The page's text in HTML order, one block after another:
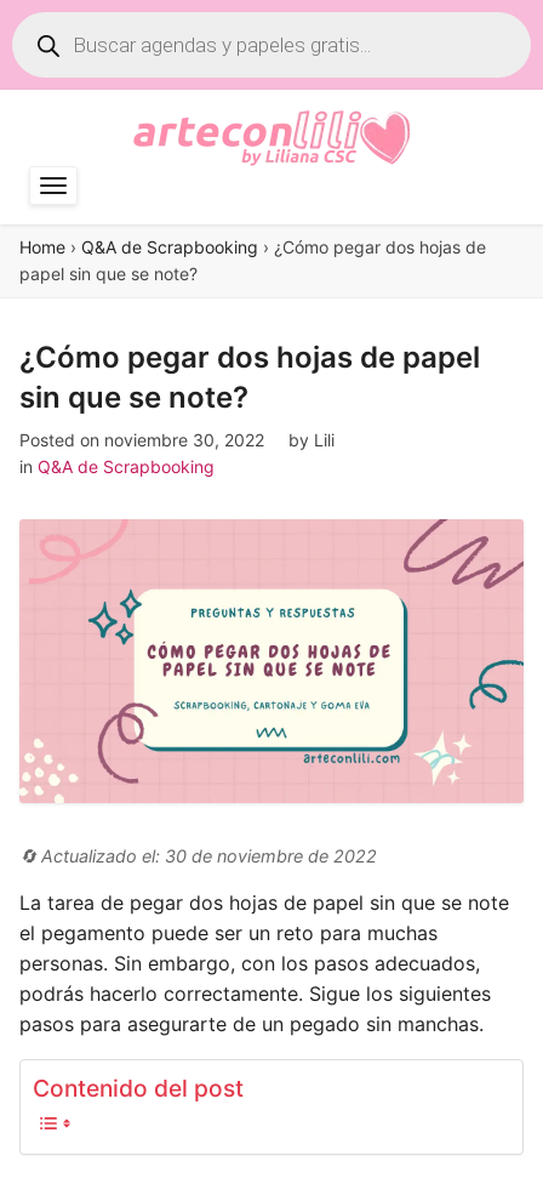
Búsqueda
de
productos
Home › Q&A de Scrapbooking › ¿Cómo pegar dos hojas de
papel sin que se note?
¿Cómo pegar dos hojas de papel
sin que se note?
Posted on noviembre 30, 2022 by Lili
in Q&A de Scrapbooking
🔄 Actualizado el: 30 de noviembre de 2022
La tarea de pegar dos hojas de papel sin que se note
el pegamento puede ser un reto para muchas
personas. Sin embargo, con los pasos adecuados,
podrás hacerlo correctamente. Sigue los siguientes
pasos para asegurarte de un pegado sin manchas.
Contenido del post